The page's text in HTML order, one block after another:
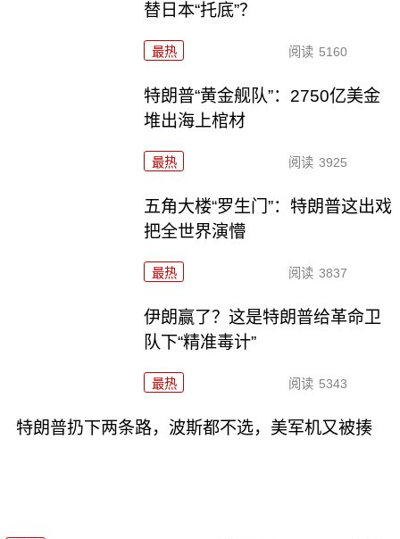
替日本“托底”？
最热 阅读 5160
特朗普“黄金舰队”：2750亿美金
堆出海上棺材
最热 阅读 3925
五角大楼“罗生门”：特朗普这出戏
把全世界演懵
最热 阅读 3837
伊朗赢了？这是特朗普给革命卫
队下“精准毒计”
最热 阅读 5343
特朗普扔下两条路，波斯都不选，美军机又被揍